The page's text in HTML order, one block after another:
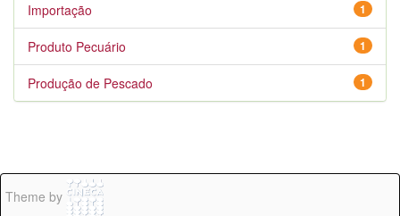
1
Importação
1
Produto Pecuário
1
Produção de Pescado
Theme by